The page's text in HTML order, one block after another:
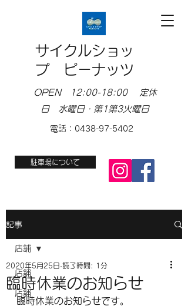
サイクルショッ
プ ピーナッツ
OPEN 12:00-18:00 定休
日 水曜日・第1第3火曜日
電話：0438-97-5402
駐車場について
記事
店舗
店舗
店舗
臨時休業のお知らせ
2020年5月25日 読了時間: 1分
臨時休業のお知らせです。